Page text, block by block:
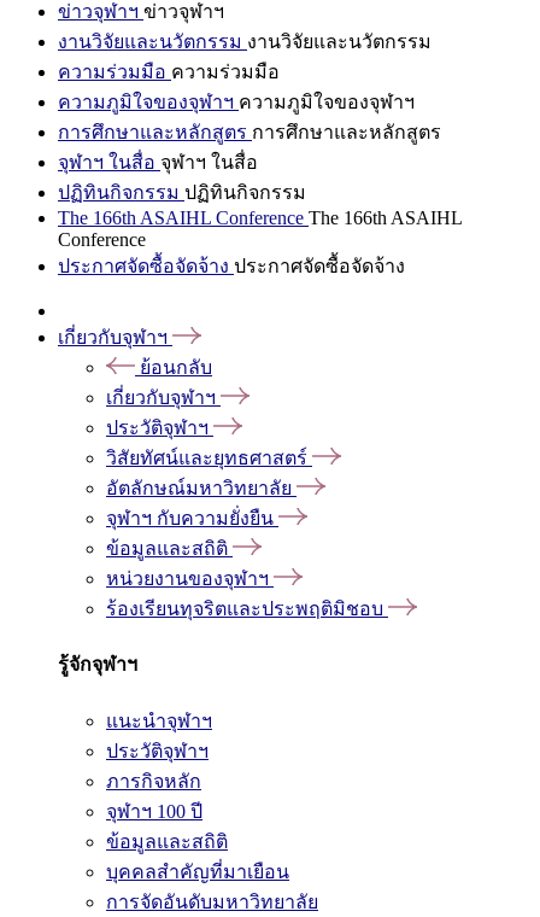
ข่าวจุฬาฯ ข่าวจุฬาฯ
งานวิจัยและนวัตกรรม งานวิจัยและนวัตกรรม
ความร่วมมือ ความร่วมมือ
ความภูมิใจของจุฬาฯ ความภูมิใจของจุฬาฯ
การศึกษาและหลักสูตร การศึกษาและหลักสูตร
จุฬาฯ ในสื่อ จุฬาฯ ในสื่อ
ปฏิทินกิจกรรม ปฏิทินกิจกรรม
The 166th ASAIHL Conference The 166th ASAIHL
Conference
ประกาศจัดซื้อจัดจ้าง ประกาศจัดซื้อจัดจ้าง
เกี่ยวกับจุฬาฯ
ย้อนกลับ
เกี่ยวกับจุฬาฯ
ประวัติจุฬาฯ
วิสัยทัศน์และยุทธศาสตร์
อัตลักษณ์มหาวิทยาลัย
จุฬาฯ กับความยั่งยืน
ข้อมูลและสถิติ
หน่วยงานของจุฬาฯ
ร้องเรียนทุจริตและประพฤติมิชอบ
รู้จักจุฬาฯ
แนะนำจุฬาฯ
ประวัติจุฬาฯ
ภารกิจหลัก
จุฬาฯ 100 ปี
ข้อมูลและสถิติ
บุคคลสำคัญที่มาเยือน
การจัดอันดับมหาวิทยาลัย